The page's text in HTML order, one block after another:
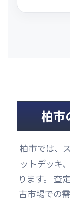
柏市
柏市では、
ットデッキ
ります。 査
古市場での